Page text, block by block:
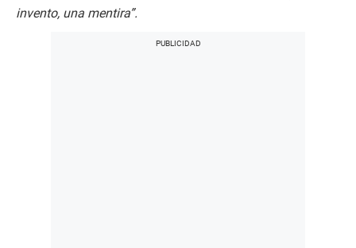
invento, una mentira”.